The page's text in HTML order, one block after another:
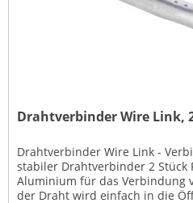
Drahtverbinder Wire Link,
Drahtverbinder Wire Link -
stabiler Drahtverbinder 2 Stück
Aluminium für das Verbindung
der Draht wird einfach in die